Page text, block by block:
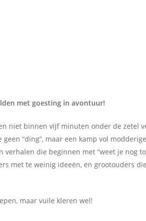
met goesting in avontuur!
niet binnen vijf minuten onder de zetel
geen “ding”, maar een kamp vol modderige
die beginnen met “weet je nog
met te weinig ideeën, en grootouders
maar vuile kleren wel!